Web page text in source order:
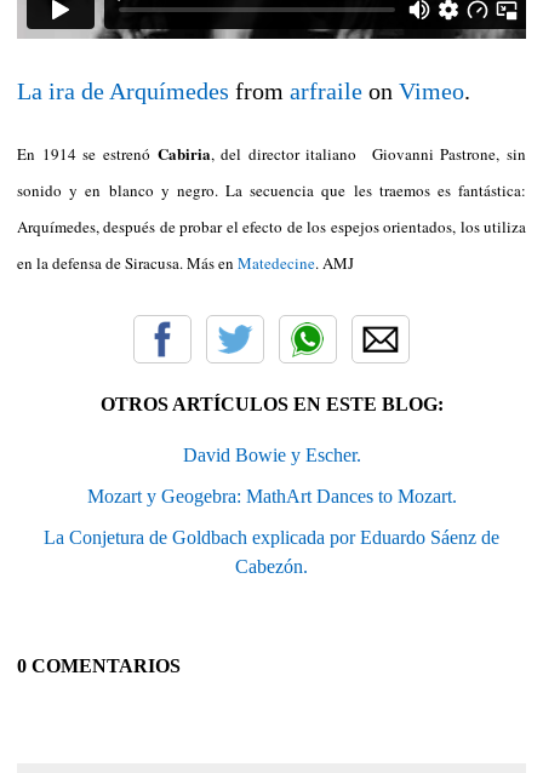
La ira de Arquímedes from arfraile on Vimeo.
En 1914 se estrenó Cabiria, del director italiano Giovanni Pastrone, sin
sonido y en blanco y negro. La secuencia que les traemos es fantástica:
Arquímedes, después de probar el efecto de los espejos orientados, los utiliza
en la defensa de Siracusa. Más en Matedecine. AMJ
OTROS ARTÍCULOS EN ESTE BLOG:
David Bowie y Escher.
Mozart y Geogebra: MathArt Dances to Mozart.
La Conjetura de Goldbach explicada por Eduardo Sáenz de
Cabezón.
0 COMENTARIOS